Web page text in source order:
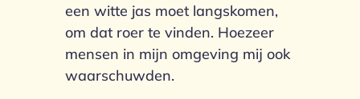
een witte jas moet langskomen,
om dat roer te vinden. Hoezeer
mensen in mijn omgeving mij ook
waarschuwden.